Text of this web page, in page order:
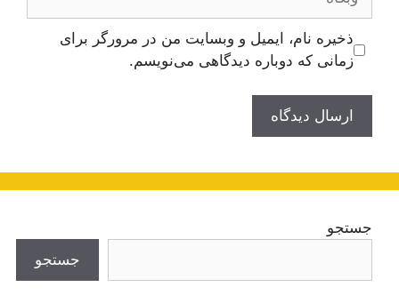
ذخیره نام، ایمیل و وبسایت من در مرورگر برای
زمانی که دوباره دیدگاهی می‌نویسم.
جستجو
جستجو